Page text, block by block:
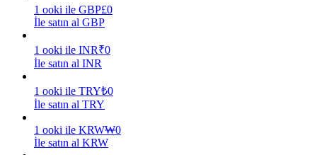
Power Piggy
1 ooki ile GBP£0
İle satın al GBP
1 ooki ile INR₹0
İle satın al INR
1 ooki ile TRY₺0
İle satın al TRY
1 ooki ile KRW₩0
İle satın al KRW